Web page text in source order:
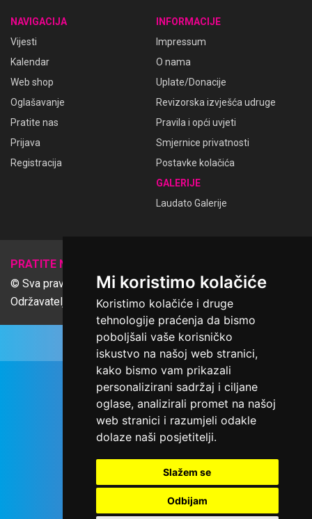
Mi koristimo kolačiće
Koristimo kolačiće i druge
tehnologije praćenja da bismo
poboljšali vaše korisničko
iskustvo na našoj web stranici,
kako bismo vam prikazali
personalizirani sadržaj i ciljane
oglase, analizirali promet na našoj
web stranici i razumjeli odakle
dolaze naši posjetitelji.
Slažem se
Odbijam
NAVIGACIJA
Vijesti
Kalendar
Web shop
Oglašavanje
Pratite nas
Prijava
Registracija
INFORMACIJE
Impressum
O nama
Uplate/Donacije
Revizorska izvješća udruge
Pravila i opći uvjeti
Smjernice privatnosti
Postavke kolačića
GALERIJE
Laudato Galerije
PRATITE NAS
© Sva prava pridržana Udruga Ime dobrote
Održavatelj Netcom d.o.o., Riva 6, Rijeka